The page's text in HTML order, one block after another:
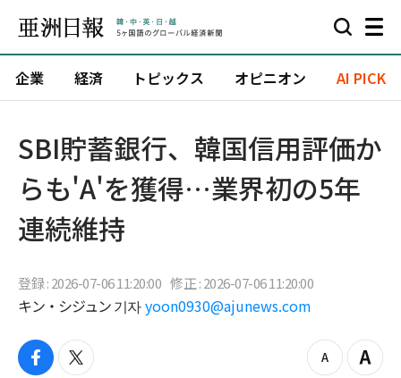
企業 経済 トピックス オピニオン AI PICK
SBI貯蓄銀行、韓国信用評価か
らも'A'を獲得…業界初の5年
連続維持
登録 : 2026-07-06 11:20:00 修正 : 2026-07-06 11:20:00
キン・シジュン 기자 yoon0930@ajunews.com
f
t
z
Z